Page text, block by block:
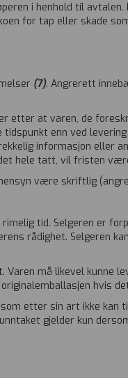
i henhold til
for tap eller skade
(7). Angrerett
etter at varen, de
enn ved
informasjon eller
hele tatt, vil fristen
være skriftlig
tid. Selgeren er
rådighet. Selgeren
Varen må likevel
hvis
etter sin art ikke kan
gjelder kun